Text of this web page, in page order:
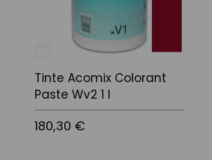
Tinte Acomix Colorant
Paste Wv2 1 l
180,30 €